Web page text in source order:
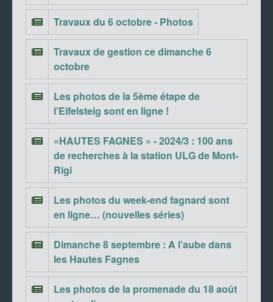
Travaux du 6 octobre - Photos
Travaux de gestion ce dimanche 6
octobre
Les photos de la 5ème étape de
l’Eifelsteig sont en ligne !
«HAUTES FAGNES » - 2024/3 : 100 ans
de recherches à la station ULG de Mont-
Rigi
Les photos du week-end fagnard sont
en ligne… (nouvelles séries)
Dimanche 8 septembre : A l’aube dans
les Hautes Fagnes
Les photos de la promenade du 18 août